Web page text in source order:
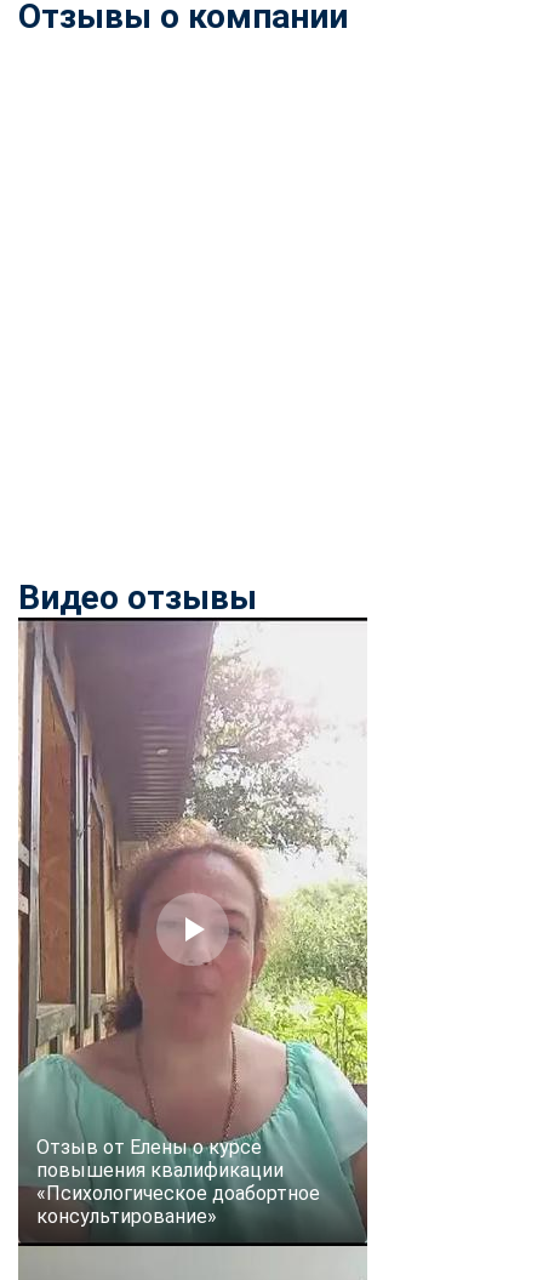
Отзывы о компании
Видео отзывы
Отзыв от Елены о курсе
повышения квалификации
«Психологическое доабортное
консультирование»